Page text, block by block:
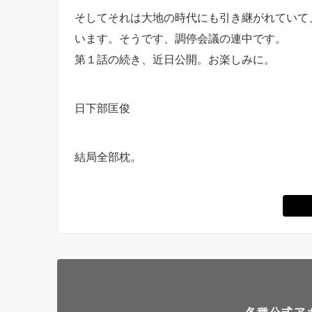
そしてそれは大地の時代にも引き継がれてい
います。そうです、調停会議の連中です。
第１話の続き、近日公開。お楽しみに。
日下部匡俊
結局全部枕。